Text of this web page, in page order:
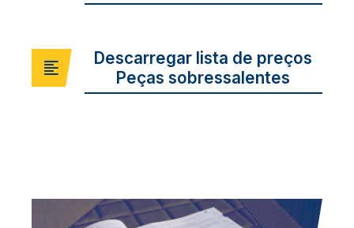
Descarregar lista de preços
Peças sobressalentes